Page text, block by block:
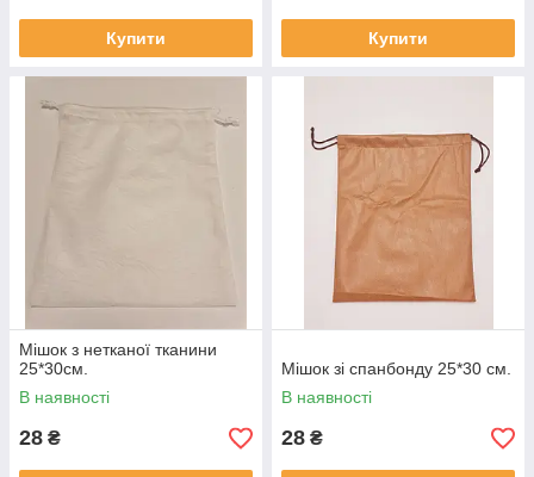
Купити Купити
Мішок з нетканої тканини
25*30см.
В наявності
28 ₴
Мішок зі спанбонду 25*30 см.
В наявності
28 ₴